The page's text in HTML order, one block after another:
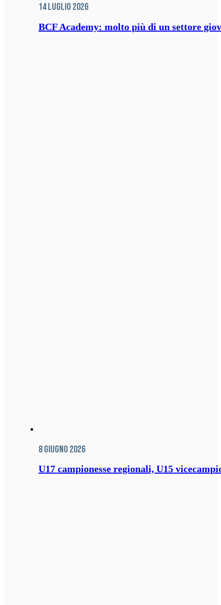
14 Luglio 2026
BCF Academy: molto più di un settore
8 Giugno 2026
U17 campionesse regionali, U15